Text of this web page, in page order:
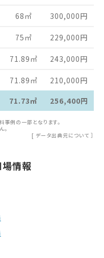
68 ㎡ 300,000円
75 ㎡ 229,000円
71.89 ㎡ 243,000円
71.89 ㎡ 210,000円
71.73㎡ 256,400円
例の一部となります。
。
[ データ出典元について ］
場情報